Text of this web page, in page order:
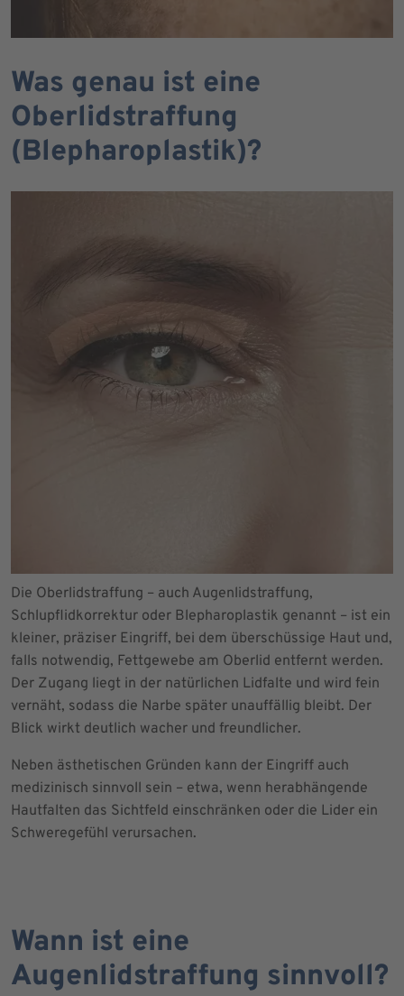
Was genau ist eine
Oberlidstraffung
(Blepharoplastik)?
Die Oberlidstraffung – auch Augenlidstraffung,
Schlupflidkorrektur oder Blepharoplastik genannt – ist ein
kleiner, präziser Eingriff, bei dem überschüssige Haut und,
falls notwendig, Fettgewebe am Oberlid entfernt werden.
Der Zugang liegt in der natürlichen Lidfalte und wird fein
vernäht, sodass die Narbe später unauffällig bleibt. Der
Blick wirkt deutlich wacher und freundlicher.
Neben ästhetischen Gründen kann der Eingriff auch
medizinisch sinnvoll sein – etwa, wenn herabhängende
Hautfalten das Sichtfeld einschränken oder die Lider ein
Schweregefühl verursachen.
Wann ist eine
Augenlidstraffung sinnvoll?